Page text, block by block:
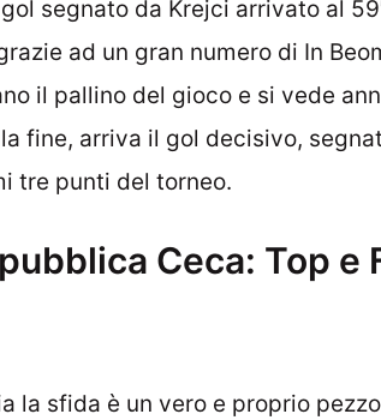
segnato da Krejci arrivato al
ad un gran numero di In
il pallino del gioco e si vede
fine, arriva il gol decisivo,
tre punti del torneo.
Ceca: Top e
la sfida è un vero e proprio